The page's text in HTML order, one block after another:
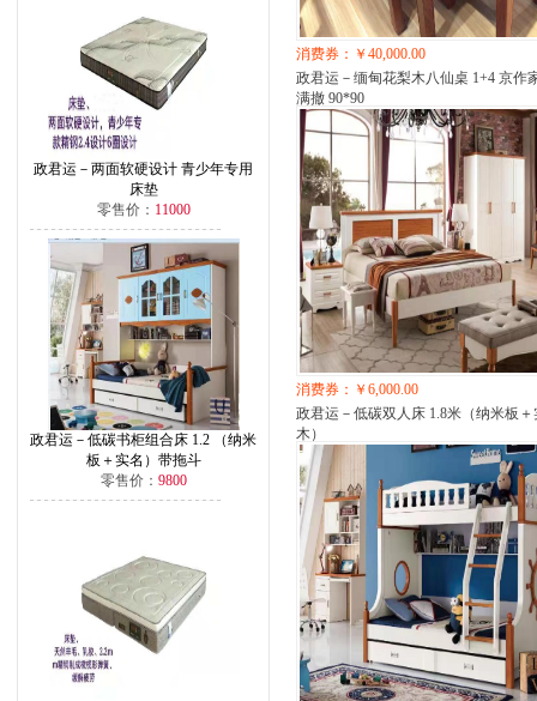
政君运－两面软硬设计 青少年专用
床垫
零售价： 11000
政君运－低碳书柜组合床 1.2 （纳米
板＋实名）带拖斗
零售价： 9800
消费券：￥40,000.00
政君运－缅甸花梨木八仙桌 1+4 京作
满撤 90*90
消费券：￥6,000.00
政君运－低碳双人床 1.8米（纳米板＋
木）